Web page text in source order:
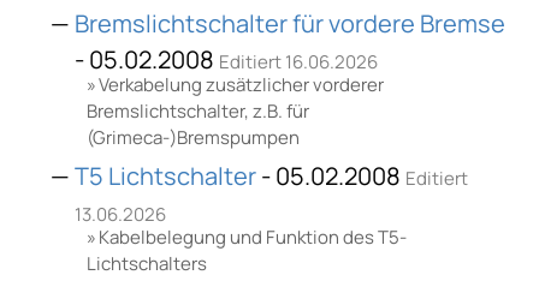
Bremslichtschalter für vordere Bremse
- 05.02.2008 Editiert 16.06.2026
Verkabelung zusätzlicher vorderer
Bremslichtschalter, z.B. für
(Grimeca-)Bremspumpen
T5 Lichtschalter- 05.02.2008 Editiert
13.06.2026
Kabelbelegung und Funktion des T5-
Lichtschalters